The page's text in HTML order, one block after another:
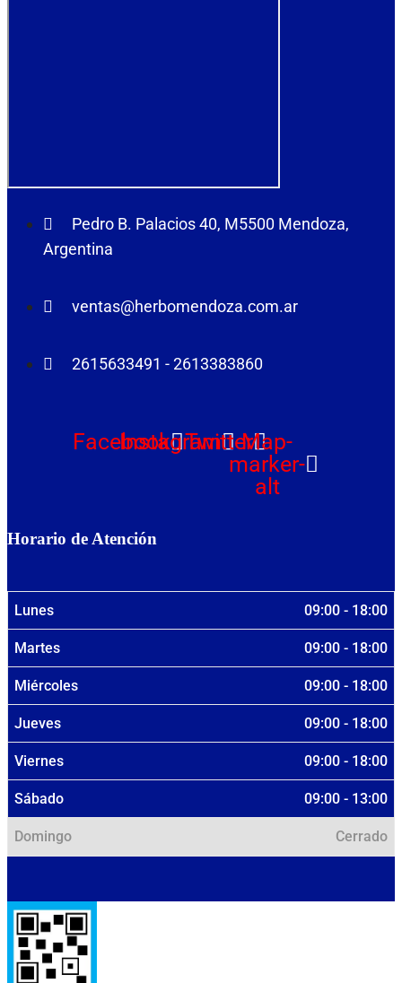
Pedro B. Palacios 40, M5500 Mendoza,
Argentina
ventas@herbomendoza.com.ar
2615633491 - 2613383860
Facebook
Instagram
TwitterMap-
marker-
alt
Horario de Atención
Lunes 09:00 - 18:00
Martes 09:00 - 18:00
Miércoles 09:00 - 18:00
Jueves 09:00 - 18:00
Viernes 09:00 - 18:00
Sábado 09:00 - 13:00
Domingo Cerrado